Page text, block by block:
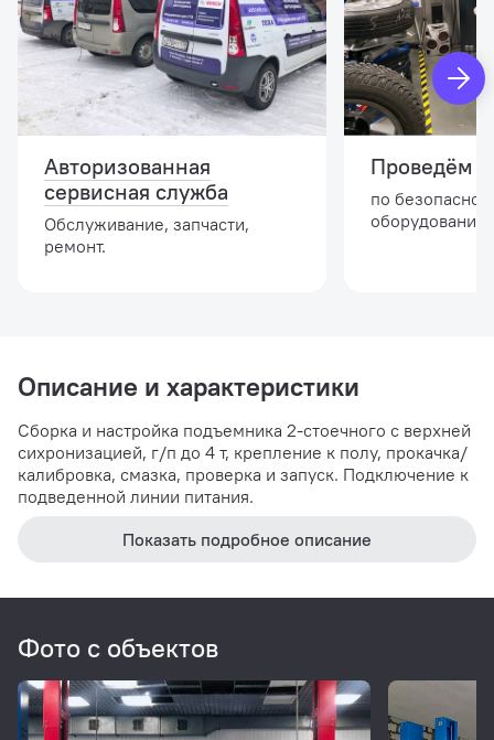
Авторизованная
сервисная служба
Обслуживание, запчасти,
ремонт.
Проведём
по
оборудовании.
Описание и характеристики
Сборка и настройка подъемника 2-стоечного с верхней
сихронизацией, г/п до 4 т, крепление к полу, прокачка/
калибровка, смазка, проверка и запуск. Подключение к
подведенной линии питания.
Показать подробное описание
Фото с объектов